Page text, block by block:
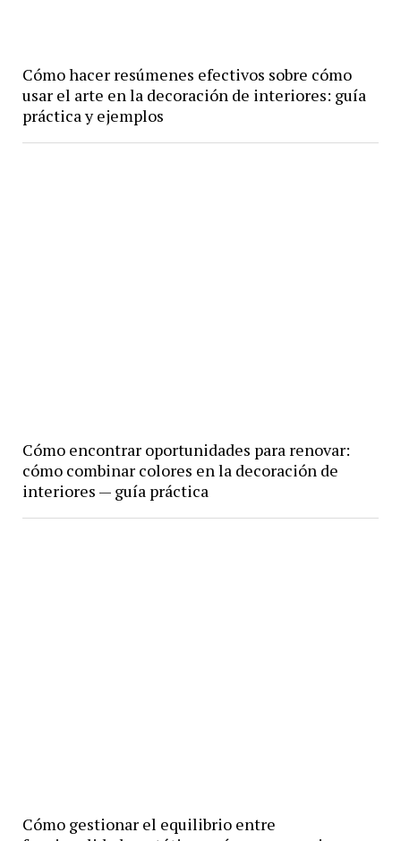
Cómo hacer resúmenes efectivos sobre cómo
usar el arte en la decoración de interiores: guía
práctica y ejemplos
Cómo encontrar oportunidades para renovar:
cómo combinar colores en la decoración de
interiores — guía práctica
Cómo gestionar el equilibrio entre